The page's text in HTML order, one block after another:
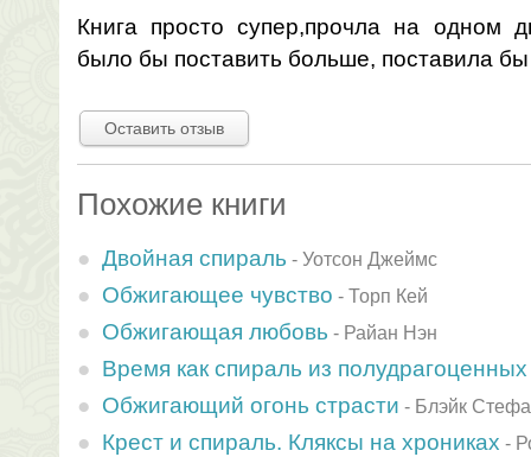
Книга просто супер,прочла на одном
было бы поставить больше, поставила
Оставить отзыв
Похожие книги
Двойная спираль - Уотсон Джеймс
Обжигающее чувство - Торп Кей
Обжигающая любовь - Райан Нэн
Время как спираль из
Обжигающий огонь страсти - Блэйк
Крест и спираль. Кляксы на хрониках -